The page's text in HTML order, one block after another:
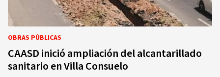
OBRAS PÚBLICAS
CAASD inició ampliación del alcantarillado
sanitario en Villa Consuelo